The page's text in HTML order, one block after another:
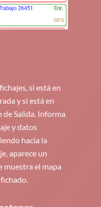
si está en
y si está en
de Salida. Informa
y datos
hacia la
aparece un
muestra el mapa